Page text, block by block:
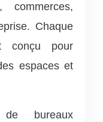
commerces,
Chaque
conçu pour
espaces et
de bureaux